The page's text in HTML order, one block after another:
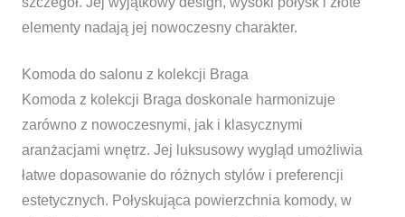
elementy nadają jej nowoczesny charakter.
Komoda do salonu z kolekcji Braga
Komoda z kolekcji Braga doskonale harmonizuje
zarówno z nowoczesnymi, jak i klasycznymi
aranżacjami wnętrz. Jej luksusowy wygląd umożliwia
łatwe dopasowanie do różnych stylów i preferencji
estetycznych. Połyskująca powierzchnia komody, w